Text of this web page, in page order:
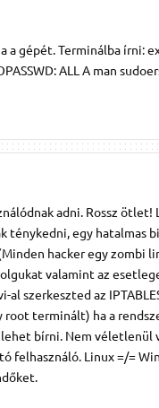
a gépét. Terminálba írni:
ALL A man
adni. Rossz
ténykedni, egy hatalmas
hacker egy zombi
valamint az
szerkeszted az
root terminált) ha a
bírni. Nem véletlenül
Linux =/=